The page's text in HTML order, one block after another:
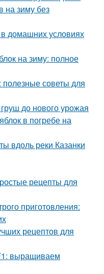
на зиму без
в домашних условиях
на зиму: полное
полезные советы для
до нового урожая
в погребе на
вдоль реки Казанки
рецепты для
приготовления:
рецептов для
выращиваем